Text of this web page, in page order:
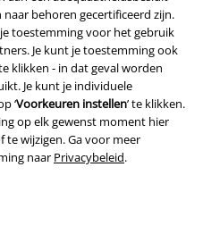
behoren gecertificeerd zijn.
je toestemming voor het gebruik
Je kunt je toestemming ook
te klikken - in dat geval worden
Je kunt je individuele
‘Voorkeuren instellen’ te klikken.
op elk gewenst moment hier
te wijzigen. Ga voor meer
naar Privacybeleid.